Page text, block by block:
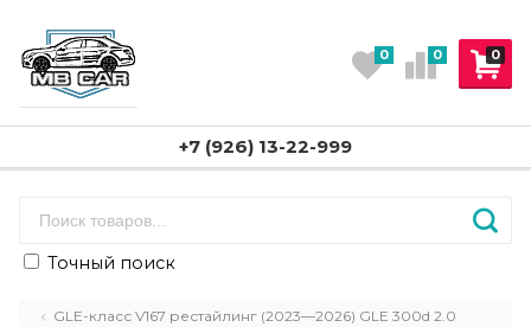
0
0 0
+7 (926) 13-22-999
Точный поиск
GLE-класс V167 рестайлинг (2023—2026) GLE 300d 2.0